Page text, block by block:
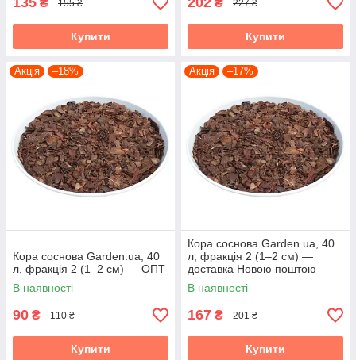
₴ 155 ₴
Купити
₴ 227 ₴
Купити
Акція –18%
Кора соснова Garden.ua, 40
л, фракція 2 (1–2 см) — ОПТ
В наявності
90 ₴ 110 ₴
Купити
Акція –17%
Кора соснова Garden.ua, 40
л, фракція 2 (1–2 см) —
доставка Новою поштою
В наявності
167 ₴ 201 ₴
Купити